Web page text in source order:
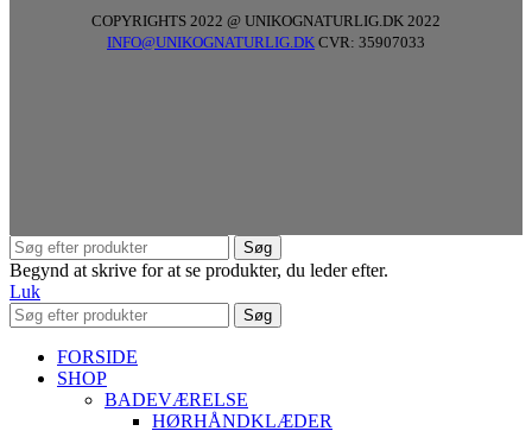
COPYRIGHTS 2022 @ UNIKOGNATURLIG.DK 2022
INFO@UNIKOGNATURLIG.DK CVR: 35907033
Søg
Begynd at skrive for at se produkter, du leder efter.
Luk
Søg
FORSIDE
SHOP
BADEVÆRELSE
HØRHÅNDKLÆDER